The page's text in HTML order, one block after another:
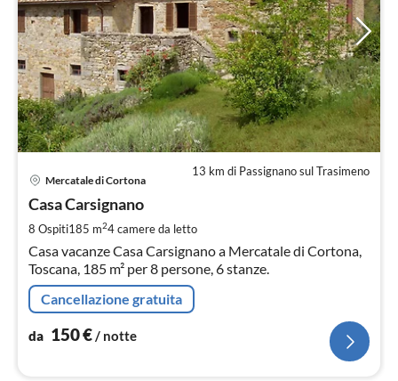
13 km di Passignano sul Trasimeno
Mercatale di Cortona
Casa Carsignano
8 Ospiti185 m24camere da letto
Casa vacanze Casa Carsignano a Mercatale di Cortona,
Toscana, 185 m² per 8 persone, 6 stanze.
Cancellazione gratuita
da 150€/ notte